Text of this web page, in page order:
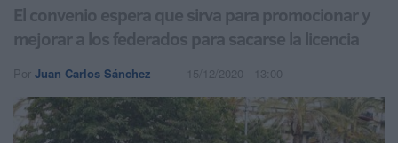
El convenio espera que sirva para promocionar y
mejorar a los federados para sacarse la licencia
Por Juan Carlos Sánchez 15/12/2020 - 13:00